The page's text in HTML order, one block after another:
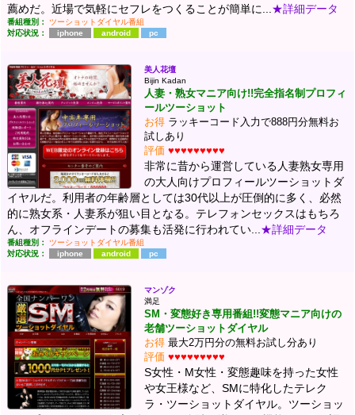
薦めだ。近場で気軽にセフレをつくることが簡単に... ★詳細データ
番組種別：
ツーショットダイヤル番組
対応状況：
iphone android pc
美人花壇
Bijin Kadan
人妻・熟女マニア向け!!完全指名制プロフィ
ールツーショット
お得 ラッキーコード入力で888円分無料お
試しあり
評価 ♥♥♥♥♥♥♥♥♥
非常に昔から運営している人妻熟女専用
の大人向けプロフィールツーショットダ
イヤルだ。利用者の年齢層としては30代以上が圧倒的に多く、必然
的に熟女系・人妻系が狙い目となる。テレフォンセックスはもちろ
ん、オフラインデートの募集も活発に行われてい... ★詳細データ
番組種別：
ツーショットダイヤル番組
対応状況：
iphone android pc
マンゾク
満足
SM・変態好き専用番組!!変態マニア向けの
老舗ツーショットダイヤル
お得 最大2万円分の無料お試し分あり
評価 ♥♥♥♥♥♥♥♥♥
S女性・M女性・変態趣味を持った女性
や女王様など、SMに特化したテレク
ラ・ツーショットダイヤル。ツーショッ